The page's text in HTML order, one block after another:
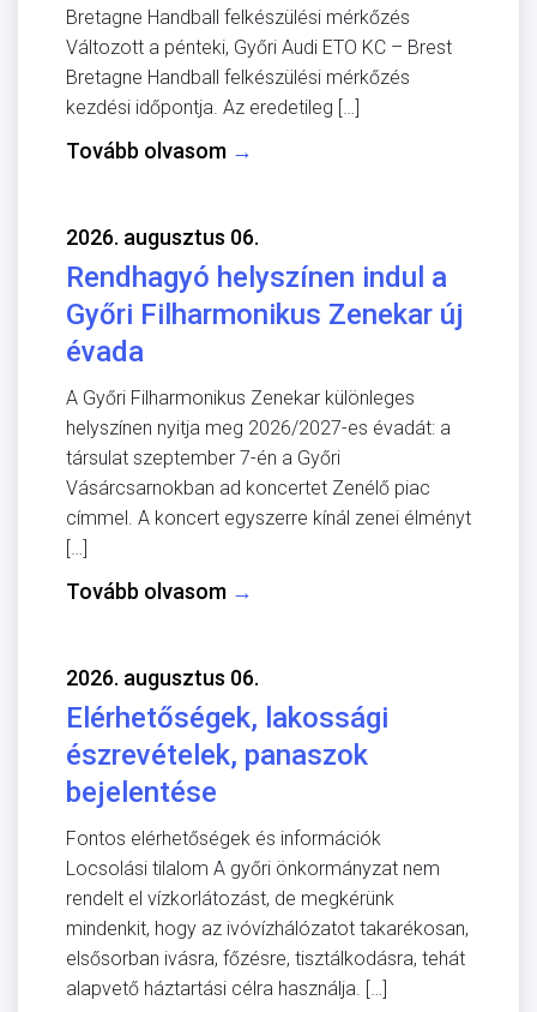
Bretagne Handball felkészülési mérkőzés
Változott a pénteki, Győri Audi ETO KC – Brest
Bretagne Handball felkészülési mérkőzés
kezdési időpontja. Az eredetileg […]
Tovább olvasom →
2026. augusztus 06.
Rendhagyó helyszínen indul a
Győri Filharmonikus Zenekar új
évada
A Győri Filharmonikus Zenekar különleges
helyszínen nyitja meg 2026/2027-es évadát: a
társulat szeptember 7-én a Győri
Vásárcsarnokban ad koncertet Zenélő piac
címmel. A koncert egyszerre kínál zenei élményt
[…]
Tovább olvasom →
2026. augusztus 06.
Elérhetőségek, lakossági
észrevételek, panaszok
bejelentése
Fontos elérhetőségek és információk
Locsolási tilalom A győri önkormányzat nem
rendelt el vízkorlátozást, de megkérünk
mindenkit, hogy az ivóvízhálózatot takarékosan,
elsősorban ivásra, főzésre, tisztálkodásra, tehát
alapvető háztartási célra használja. […]